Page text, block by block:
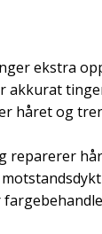
ekstra
akkurat
håret og
reparerer